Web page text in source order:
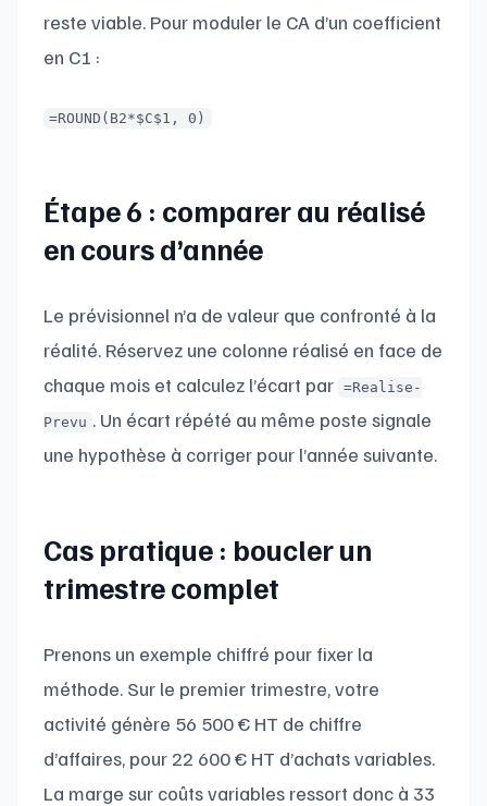
reste viable. Pour moduler le CA d’un coefficient
en C1 :
=ROUND(B2*$C$1, 0)
Étape 6 : comparer au réalisé
en cours d’année
Le prévisionnel n’a de valeur que confronté à la
réalité. Réservez une colonne réalisé en face de
chaque mois et calculez l’écart par
=Realise-
Prevu . Un écart répété au même poste signale
une hypothèse à corriger pour l’année suivante.
Cas pratique : boucler un
trimestre complet
Prenons un exemple chiffré pour fixer la
méthode. Sur le premier trimestre, votre
activité génère 56 500 € HT de chiffre
d’affaires, pour 22 600 € HT d’achats variables.
La marge sur coûts variables ressort donc à 33